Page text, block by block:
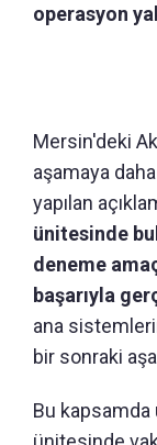
operasyon
Mersin'deki
aşamaya
yapılan
ünitesinde
deneme
başarıyla
ana
bir sonraki
Bu